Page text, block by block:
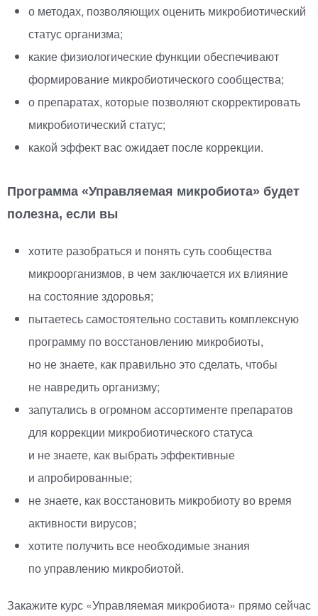
о методах, позволяющих оценить микробиотический
статус организма;
какие физиологические функции обеспечивают
формирование микробиотического сообщества;
о препаратах, которые позволяют скорректировать
микробиотический статус;
какой эффект вас ожидает после коррекции.
Программа «Управляемая микробиота» будет
полезна, если вы
хотите разобраться и понять суть сообщества
микроорганизмов, в чем заключается их влияние
на состояние здоровья;
пытаетесь самостоятельно составить комплексную
программу по восстановлению микробиоты,
но не знаете, как правильно это сделать, чтобы
не навредить организму;
запутались в огромном ассортименте препаратов
для коррекции микробиотического статуса
и не знаете, как выбрать эффективные
и апробированные;
не знаете, как восстановить микробиоту во время
активности вирусов;
хотите получить все необходимые знания
по управлению микробиотой.
Закажите курс «Управляемая микробиота» прямо сейчас